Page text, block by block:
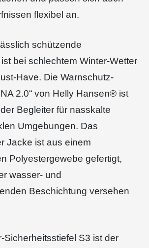
flexibel an.
schützende
bei schlechtem Winter-Wetter
Have. Die Warnschutz-
2.0“ von Helly Hansen® ist
Begleiter für nasskalte
Umgebungen. Das
Jacke ist aus einem
Polyestergewebe gefertigt,
wasser- und
Beschichtung versehen
Sicherheitsstiefel S3 ist der